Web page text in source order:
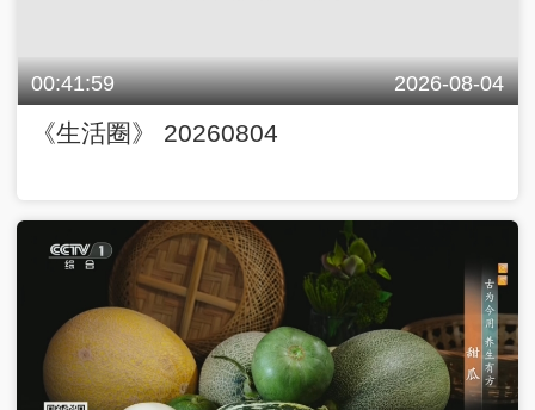
00:41:59 2026-08-04
《生活圈》 20260804